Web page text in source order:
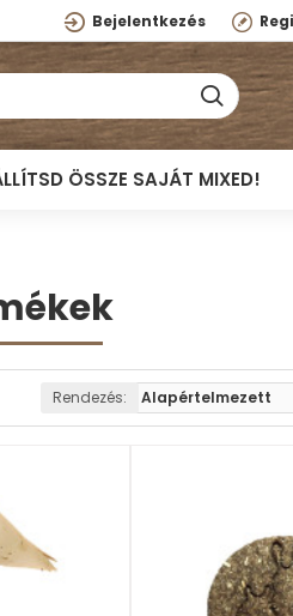
Bejelentkezés
ÖSSZE SAJÁT MIXED!
Rendezés: